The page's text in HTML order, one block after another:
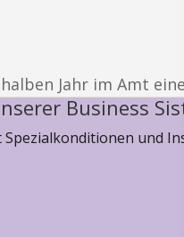
Jahr im Amt
Business
und